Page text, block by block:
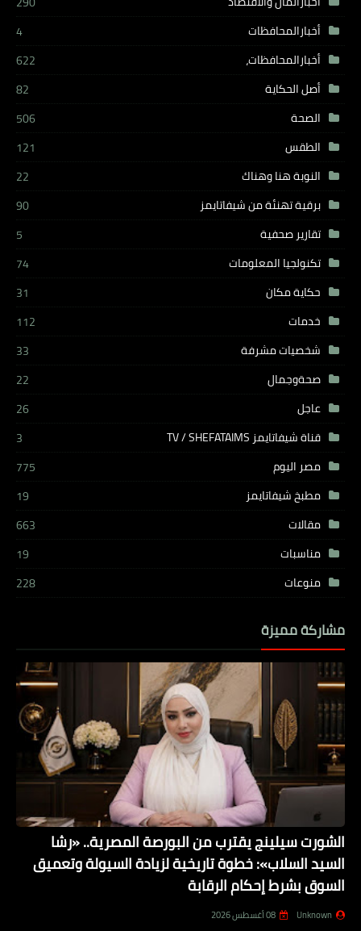
أخبارالمحافظات
4
أخبارالمحافظات،
622
أصل الحكاية
82
الصحة
506
الطقس
121
النوبة هنا وهناك
22
برقية تهنئة من شيفاتايمز
90
تقارير صحفية
5
تكنولجيا المعلومات
74
حكاية مكان
31
خدمات
112
شخصيات مشرفة
33
صحةوجمال
22
عاجل
26
قناة شيفاتايمز TV / SHEFATAIMS
3
مصر اليوم
775
مطبخ شيفاتايمز
19
مقالات
663
مناسبات
19
منوعات
228
مشاركة مميزة
الشورت سيلينج يقترب من البورصة المصرية.. «رشا
السيد السلاب»: خطوة تاريخية لزيادة السيولة وتعميق
السوق بشرط إحكام الرقابة
Unknown 08 أغسطس 2026